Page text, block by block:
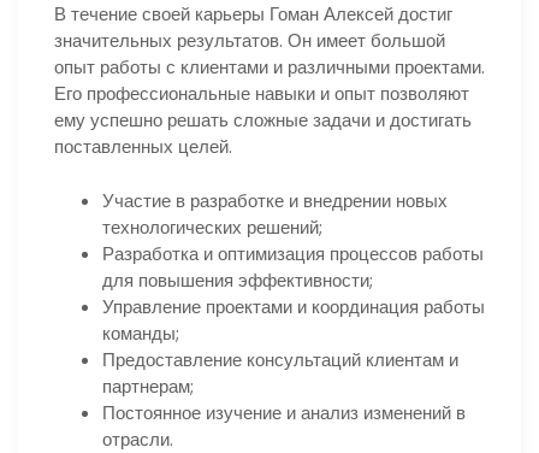
В течение своей карьеры Гоман Алексей достиг
значительных результатов. Он имеет большой
опыт работы с клиентами и различными проектами.
Его профессиональные навыки и опыт позволяют
ему успешно решать сложные задачи и достигать
поставленных целей.
Участие в разработке и внедрении новых
технологических решений;
Разработка и оптимизация процессов работы
для повышения эффективности;
Управление проектами и координация работы
команды;
Предоставление консультаций клиентам и
партнерам;
Постоянное изучение и анализ изменений в
отрасли.